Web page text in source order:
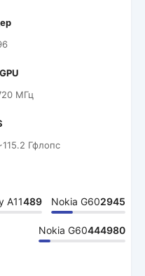
МГц
Гфлопс
A11489 Nokia G602945
Nokia G60444980